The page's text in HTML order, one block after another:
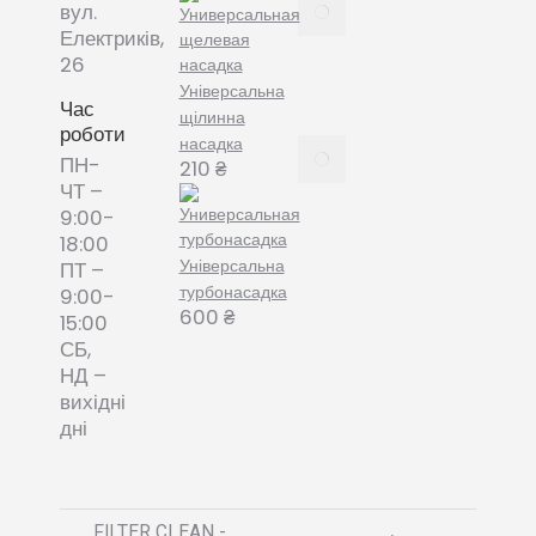
вул.
Електриків,
26
Час
роботи
ПН-
ЧТ –
9:00-
18:00
ПТ –
9:00-
15:00
СБ,
НД –
вихідні
дні
Універсальна
щілинна
насадка
210 ₴
Універсальна
турбонасадка
600 ₴